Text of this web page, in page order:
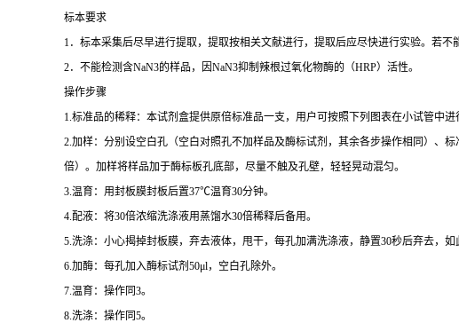
标本要求
1 ．标本采集后尽早进行提取，提取按相关文献进行，提取后应尽快进行实验。若不
2．不能检测含NaN3的样品，因NaN3抑制辣根过氧化物酶的（HRP）活性。
操作步骤
1. 标准品的稀释：本试剂盒提供原倍标准品一支，用户可按照下列图表在小试管中进
2. 加样：分别设空白孔（空白对照孔不加样品及酶标试剂，其余各步操作相同）、
倍）。加样将样品加于酶标板孔底部，尽量不触及孔壁，轻轻晃动混匀。
3. 温育：用封板膜封板后置37℃温育30分钟。
4. 配液：将30倍浓缩洗涤液用蒸馏水30倍稀释后备用。
5. 洗涤：小心揭掉封板膜，弃去液体，甩干，每孔加满洗涤液，静置30秒后弃去，如
6. 加酶：每孔加入酶标试剂 50μl，空白孔除外。
7. 温育：操作同3。
8. 洗涤：操作同5。